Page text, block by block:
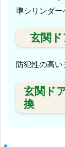
郊
豊
な
理
実
準シリンダー
玄関
防犯性の高い
玄関ド
換